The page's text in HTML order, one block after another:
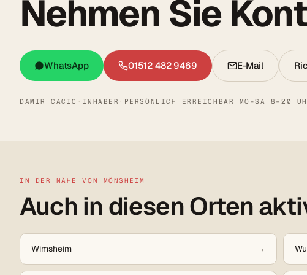
Nehmen Sie
WhatsApp 01512 482 9469 E-Mail
DAMIR CACIC · INHABER · PERSÖNLICH ERREICHBAR MO–SA 8–20
IN DER NÄHE VON MÖNSHEIM
Auch in diesen Orten
Wimsheim